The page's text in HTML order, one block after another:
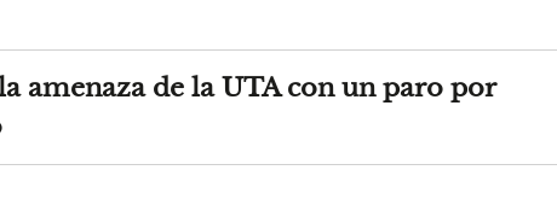
amenaza de la UTA con un paro por